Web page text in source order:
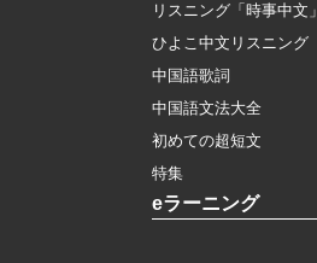
リスニング「時事中文」
ひよこ中文リスニング
中国語歌詞
中国語文法大全
初めての超短文
特集
eラーニング